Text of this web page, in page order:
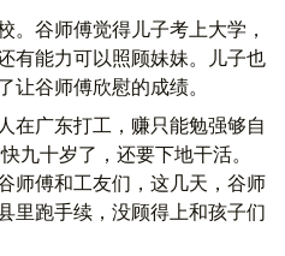
。谷师傅觉得儿子考上大学，
有能力可以照顾妹妹。儿子也
谷师傅欣慰的成绩。
在广东打工，赚只能勉强够自
九十岁了，还要下地干活。
师傅和工友们，这几天，谷师
里跑手续，没顾得上和孩子们